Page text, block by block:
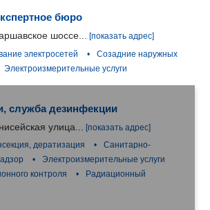
бюро
шоссе...
[показать адрес]
электросетей •
Созадние наружных
Электроизмерительные услуги
служба дезинфекции
улица...
[показать адрес]
дератизация •
Санитарно-
•
Электроизмерительные услуги
контроля •
Радиационный